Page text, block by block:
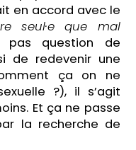
en accord avec le
seul·e que mal
pas question de
de redevenir une
ça on ne
?), il s’agit
Et ça ne passe
la recherche de